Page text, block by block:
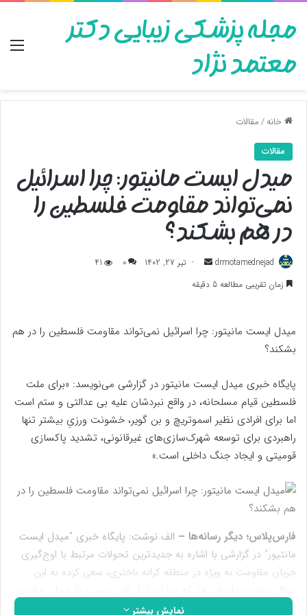
مجله پزشکی زیبایی دکتر
معتمد نژاد
خانه/مقالات
مقالات
میدل ایست مانیتور: چرا اسرائیل
نمی‌تواند مقاومت فلسطین را
در هم بشکند؟
drmotamednejad
ارسال
به
تیر 27, 1402 0
41
زمان تقریبی مطالعه 5 دقیقه
میدل ایست مانیتور: چرا اسرائیل نمی‌تواند مقاومت فلسطین را در هم
بشکند؟
پایگاه خبری میدل ایست مانیتور در گزارشی می‌نویسد: «برای ملت
فلسطین قیام مسلحانه، در واقع نبردشان علیه بی عدالتی و ستم است
اما برای افرادی نظیر اسموتریچ و بن گویر، خشونت ورزیِ بیشتر تنها
راهبردی برای توسعه شهرک‌سازی‌های غیرقانونی، تشدید پاکسازی
قومیتی و ایجاد جنگ داخلی است.»
فارس‌پلاس؛ دیگر رسانه‌ها – الف نوشت: پایگاه خبری "میدل ایست
مانتیور" در گزارشی با اشاره به جدیدترین تحولات مرتبط با اوج‌گیری
جریان مقاومت به ویژه در منطقه کرانه باختری، سعی کرده به این
در فلسطین را شکست دهد؟نمایش بیشتر